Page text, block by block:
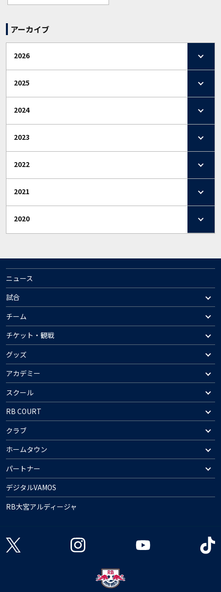
アーカイブ
2026
2025
2024
2023
2022
2021
2020
ニュース
試合
チーム
チケット・観戦
グッズ
アカデミー
スクール
RB COURT
クラブ
ホームタウン
パートナー
デジタルVAMOS
RB大宮アルディージャ